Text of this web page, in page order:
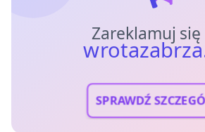
Zareklamuj się
SPRAWDŹ